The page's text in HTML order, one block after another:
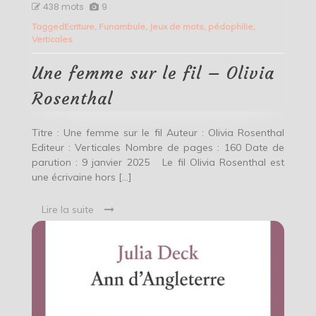
sur
Olivia
438 mots 9
TaggedEcriture, Funambule, Jeux de mots pédophilie,
Verticales
Une femme sur le fil – Olivia
Rosenthal
Titre : Une femme sur le fil Auteur : Olivia Rosenthal
Editeur : Verticales Nombre de pages : 160 Date de
parution : 9 janvier 2025 Le fil Olivia Rosenthal est
une écrivaine hors […]
Lire la suite